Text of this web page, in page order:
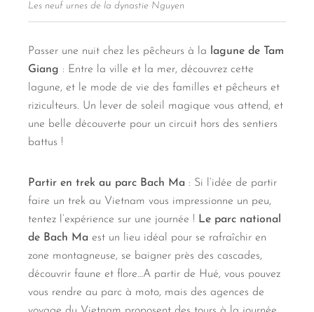
Les neuf urnes de la dynastie Nguyen
Passer une nuit chez les pêcheurs à la
lagune de Tam
Giang : Entre la ville et la mer, découvrez cette
lagune, et le mode de vie des familles et pêcheurs et
riziculteurs. Un lever de soleil magique vous attend, et
une belle découverte pour un circuit hors des sentiers
battus !
Partir en trek au parc Bach Ma : Si l’idée de partir
faire un trek au Vietnam vous impressionne un peu,
tentez l’expérience sur une journée ! Le parc national
de Bach Ma est un lieu idéal pour se rafraîchir en
zone montagneuse, se baigner près des cascades,
découvrir faune et flore…A partir de Hué, vous pouvez
vous rendre au parc à moto, mais des agences de